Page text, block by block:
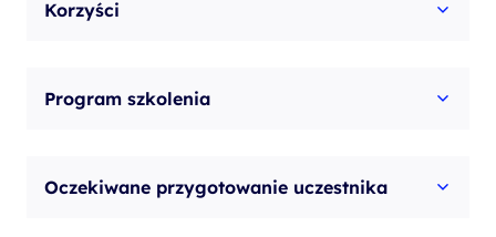
Korzyści
Program szkolenia
Oczekiwane przygotowanie uczestnika